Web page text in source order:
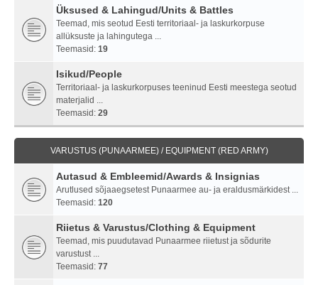
Üksused & Lahingud/Units & Battles
Teemad, mis seotud Eesti territoriaal- ja laskurkorpuse
allüksuste ja lahingutega ...
Teemasid: 19
Isikud/People
Territoriaal- ja laskurkorpuses teeninud Eesti meestega seotud
materjalid ...
Teemasid: 29
VARUSTUS (PUNAARMEE) / EQUIPMENT (RED ARMY)
Autasud & Embleemid/Awards & Insignias
Arutlused sõjaaegsetest Punaarmee au- ja eraldusmärkidest ...
Teemasid: 120
Riietus & Varustus/Clothing & Equipment
Teemad, mis puudutavad Punaarmee riietust ja sõdurite
varustust ...
Teemasid: 77